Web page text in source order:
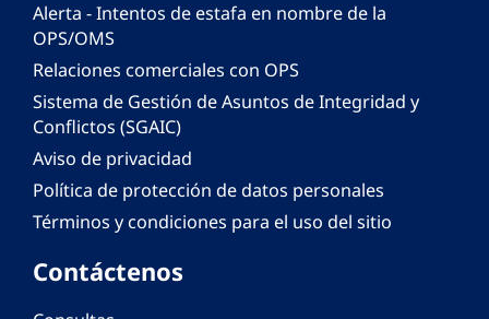
Alerta - Intentos de estafa en nombre de la
OPS/OMS
Relaciones comerciales con OPS
Sistema de Gestión de Asuntos de Integridad y
Conflictos (SGAIC)
Aviso de privacidad
Política de protección de datos personales
Términos y condiciones para el uso del sitio
Contáctenos